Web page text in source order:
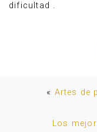
dificultad .
« Artes de
Los